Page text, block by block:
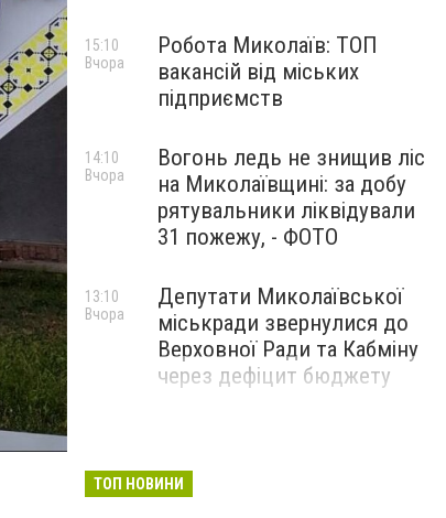
Робота Миколаїв: ТОП
вакансій від міських
підприємств
15:10
Вчора
Вогонь ледь не знищив ліс
на Миколаївщині: за добу
рятувальники ліквідували
31 пожежу, - ФОТО
14:10
Вчора
Депутати Миколаївської
міськради звернулися до
Верховної Ради та Кабміну
через дефіцит бюджету
13:10
Вчора
ТОП НОВИНИ